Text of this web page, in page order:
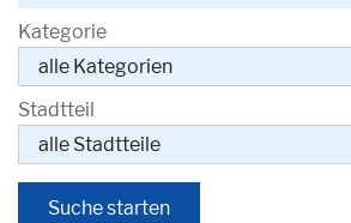
Kategorie
Stadtteil